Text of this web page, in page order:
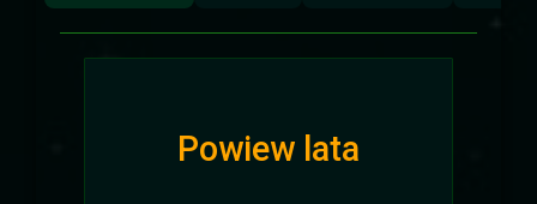
Powiew lata